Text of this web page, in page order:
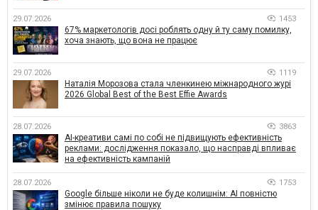
29.07.2026 1453
67% маркетологів досі роблять одну й ту саму помилку,
хоча знають, що вона не працює
29.07.2026 1119
Наталія Морозова стала членкинею міжнародного журі
2026 Global Best of the Best Effie Awards
28.07.2026 3863
AI-креативи самі по собі не підвищують ефективність
реклами: дослідження показало, що насправді впливає
на ефективність кампаній
28.07.2026 1753
Google більше ніколи не буде колишнім: AI повністю
змінює правила пошуку